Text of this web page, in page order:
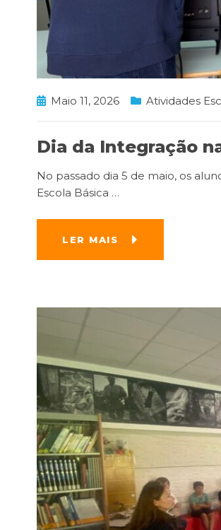
Maio 11, 2026 Atividades
Dia da Integração
No passado dia 5 de maio, os
Escola Básica …
LER MAIS